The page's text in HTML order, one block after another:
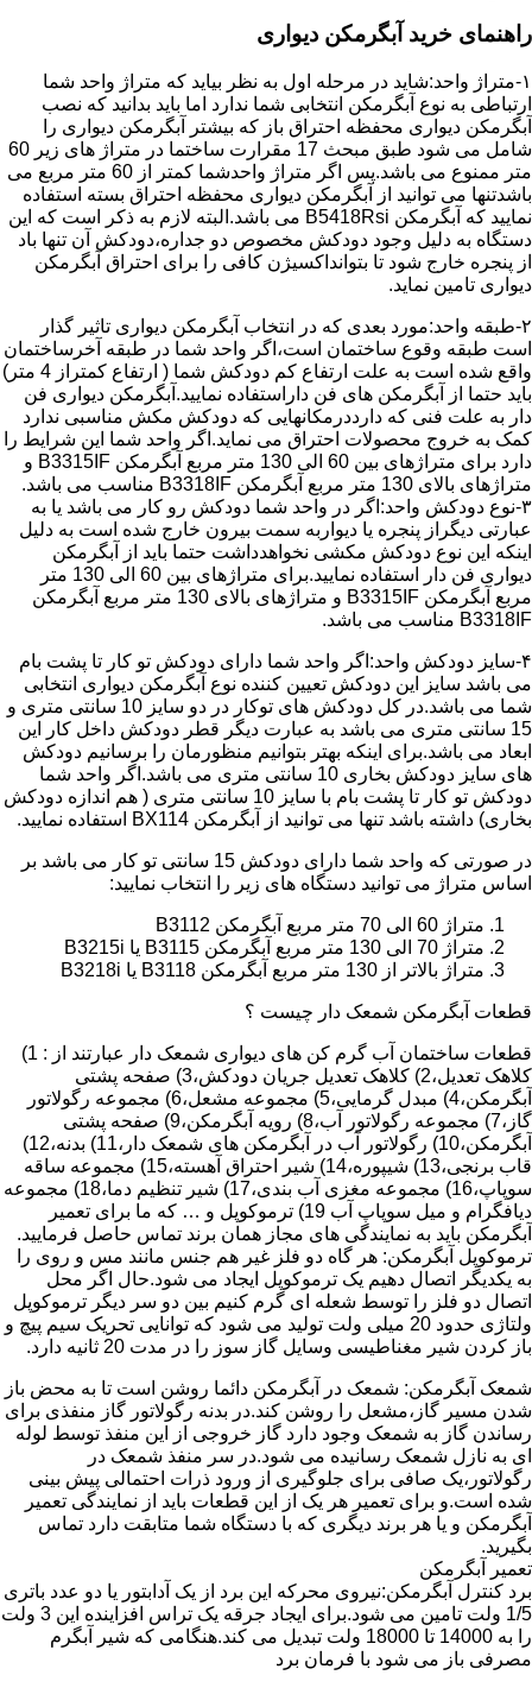
راهنمای خرید آبگرمکن دیواری
۱-متراژ واحد:شاید در مرحله اول به نظر بیاید که متراژ واحد شما
ارتباطی به نوع آبگرمکن انتخابی شما ندارد اما باید بدانید که نصب
آبگرمکن دیواری محفظه احتراق باز که بیشتر آبگرمکن دیواری را
شامل می شود طبق مبحث 17 مقرارت ساختما در متراژ های زیر 60
متر ممنوع می باشد.پس اگر متراژ واحدشما کمتر از 60 متر مربع می
باشدتنها می توانید از آبگرمکن دیواری محفظه احتراق بسته استفاده
نمایید که آبگرمکن B5418Rsi می باشد.البته لازم به ذکر است که این
دستگاه به دلیل وجود دودکش مخصوص دو جداره،دودکش آن تنها باد
از پنجره خارج شود تا بتوانداکسیژن کافی را برای احتراق آبگرمکن
دیواری تامین نماید.
۲-طبقه واحد:مورد بعدی که در انتخاب آبگرمکن دیواری تاثیر گذار
است طبقه وقوع ساختمان است،اگر واحد شما در طبقه آخرساختمان
واقع شده است به علت ارتفاع کم دودکش شما ( ارتفاع کمتراز 4 متر)
باید حتما از آبگرمکن های فن داراستفاده نمایید.آبگرمکن دیواری فن
دار به علت فنی که دارددرمکانهایی که دودکش مکش مناسبی ندارد
کمک به خروج محصولات احتراق می نماید.اگر واحد شما این شرایط را
دارد برای متراژهای بین 60 الی 130 متر مربع آبگرمکن B3315IF و
متراژهای بالای 130 متر مربع آبگرمکن B3318IF مناسب می باشد.
۳-نوع دودکش واحد:اگر در واحد شما دودکش رو کار می باشد یا به
عبارتی دیگراز پنجره یا دیواربه سمت بیرون خارج شده است به دلیل
اینکه این نوع دودکش مکشی نخواهدداشت حتما باید از آبگرمکن
دیواری فن دار استفاده نمایید.برای متراژهای بین 60 الی 130 متر
مربع آبگرمکن B3315IF و متراژهای بالای 130 متر مربع آبگرمکن
B3318IF مناسب می باشد.
۴-سایز دودکش واحد:اگر واحد شما دارای دودکش تو کار تا پشت بام
می باشد سایز این دودکش تعیین کننده نوع آبگرمکن دیواری انتخابی
شما می باشد.در کل دودکش های توکار در دو سایز 10 سانتی متری و
15 سانتی متری می باشد به عبارت دیگر قطر دودکش داخل کار این
ابعاد می باشد.برای اینکه بهتر بتوانیم منظورمان را برسانیم دودکش
های سایز دودکش بخاری 10 سانتی متری می باشد.اگر واحد شما
دودکش تو کار تا پشت بام با سایز 10 سانتی متری ( هم اندازه دودکش
بخاری) داشته باشد تنها می توانید از آبگرمکن BX114 استفاده نمایید.
در صورتی که واحد شما دارای دودکش 15 سانتی تو کار می باشد بر
اساس متراژ می توانید دستگاه های زیر را انتخاب نمایید:
متراژ 60 الی 70 متر مربع آبگرمکن B3112
متراژ 70 الی 130 متر مربع آبگرمکن B3115 یا B3215i
متراژ بالاتر از 130 متر مربع آبگرمکن B3118 یا B3218i
قطعات آبگرمکن شمعک دار چیست ؟
قطعات ساختمان آب گرم کن های دیواری شمعک دار عبارتند از : 1)
کلاهک تعدیل،2) کلاهک تعدیل جریان دودکش،3) صفحه پشتی
آبگرمکن،4) مبدل گرمایی،5) مجموعه مشعل،6) مجموعه رگولاتور
گاز،7) مجموعه رگولاتور آب،8) رویه آبگرمکن،9) صفحه پشتی
آبگرمکن،10) رگولاتور آب در آبگرمکن های شمعک دار،11) بدنه،12)
قاب برنجی،13) شیپوره،14) شیر احتراق آهسته،15) مجموعه ساقه
سوپاپ،16) مجموعه مغزی آب بندی،17) شیر تنظیم دما،18) مجموعه
دیافگرام و میل سوپاپ آب 19) ترموکوپل و … که ما برای تعمیر
آبگرمکن باید به نمایندگی های مجاز همان برند تماس حاصل فرمایید.
ترموکوپل آبگرمکن: هر گاه دو فلز غیر هم جنس مانند مس و روی را
به یکدیگر اتصال دهیم یک ترموکوپل ایجاد می شود.حال اگر محل
اتصال دو فلز را توسط شعله ای گرم کنیم بین دو سر دیگر ترموکوپل
ولتاژی حدود 20 میلی ولت تولید می شود که توانایی تحریک سیم پیچ و
باز کردن شیر مغناطیسی وسایل گاز سوز را در مدت 20 ثانیه دارد.
شمعک آبگرمکن: شمعک در آبگرمکن دائما روشن است تا به محض باز
شدن مسیر گاز،مشعل را روشن کند.در بدنه رگولاتور گاز منفذی برای
رساندن گاز به شمعک وجود دارد گاز خروجی از این منفذ توسط لوله
ای به نازل شمعک رسانیده می شود.در سر منفذ شمعک در
رگولاتور،یک صافی برای جلوگیری از ورود ذرات احتمالی پیش بینی
شده است.و برای تعمیر هر یک از این قطعات باید از نمایندگی تعمیر
آبگرمکن و یا هر برند دیگری که با دستگاه شما متابقت دارد تماس
بگیرید.
تعمیر آبگرمکن
برد کنترل آبگرمکن:نیروی محرکه این برد از یک آدابتور یا دو عدد باتری
1/5 ولت تامین می شود.برای ایجاد جرقه یک تراس افزاینده این 3 ولت
را به 14000 تا 18000 ولت تبدیل می کند.هنگامی که شیر آبگرم
مصرفی باز می شود با فرمان برد